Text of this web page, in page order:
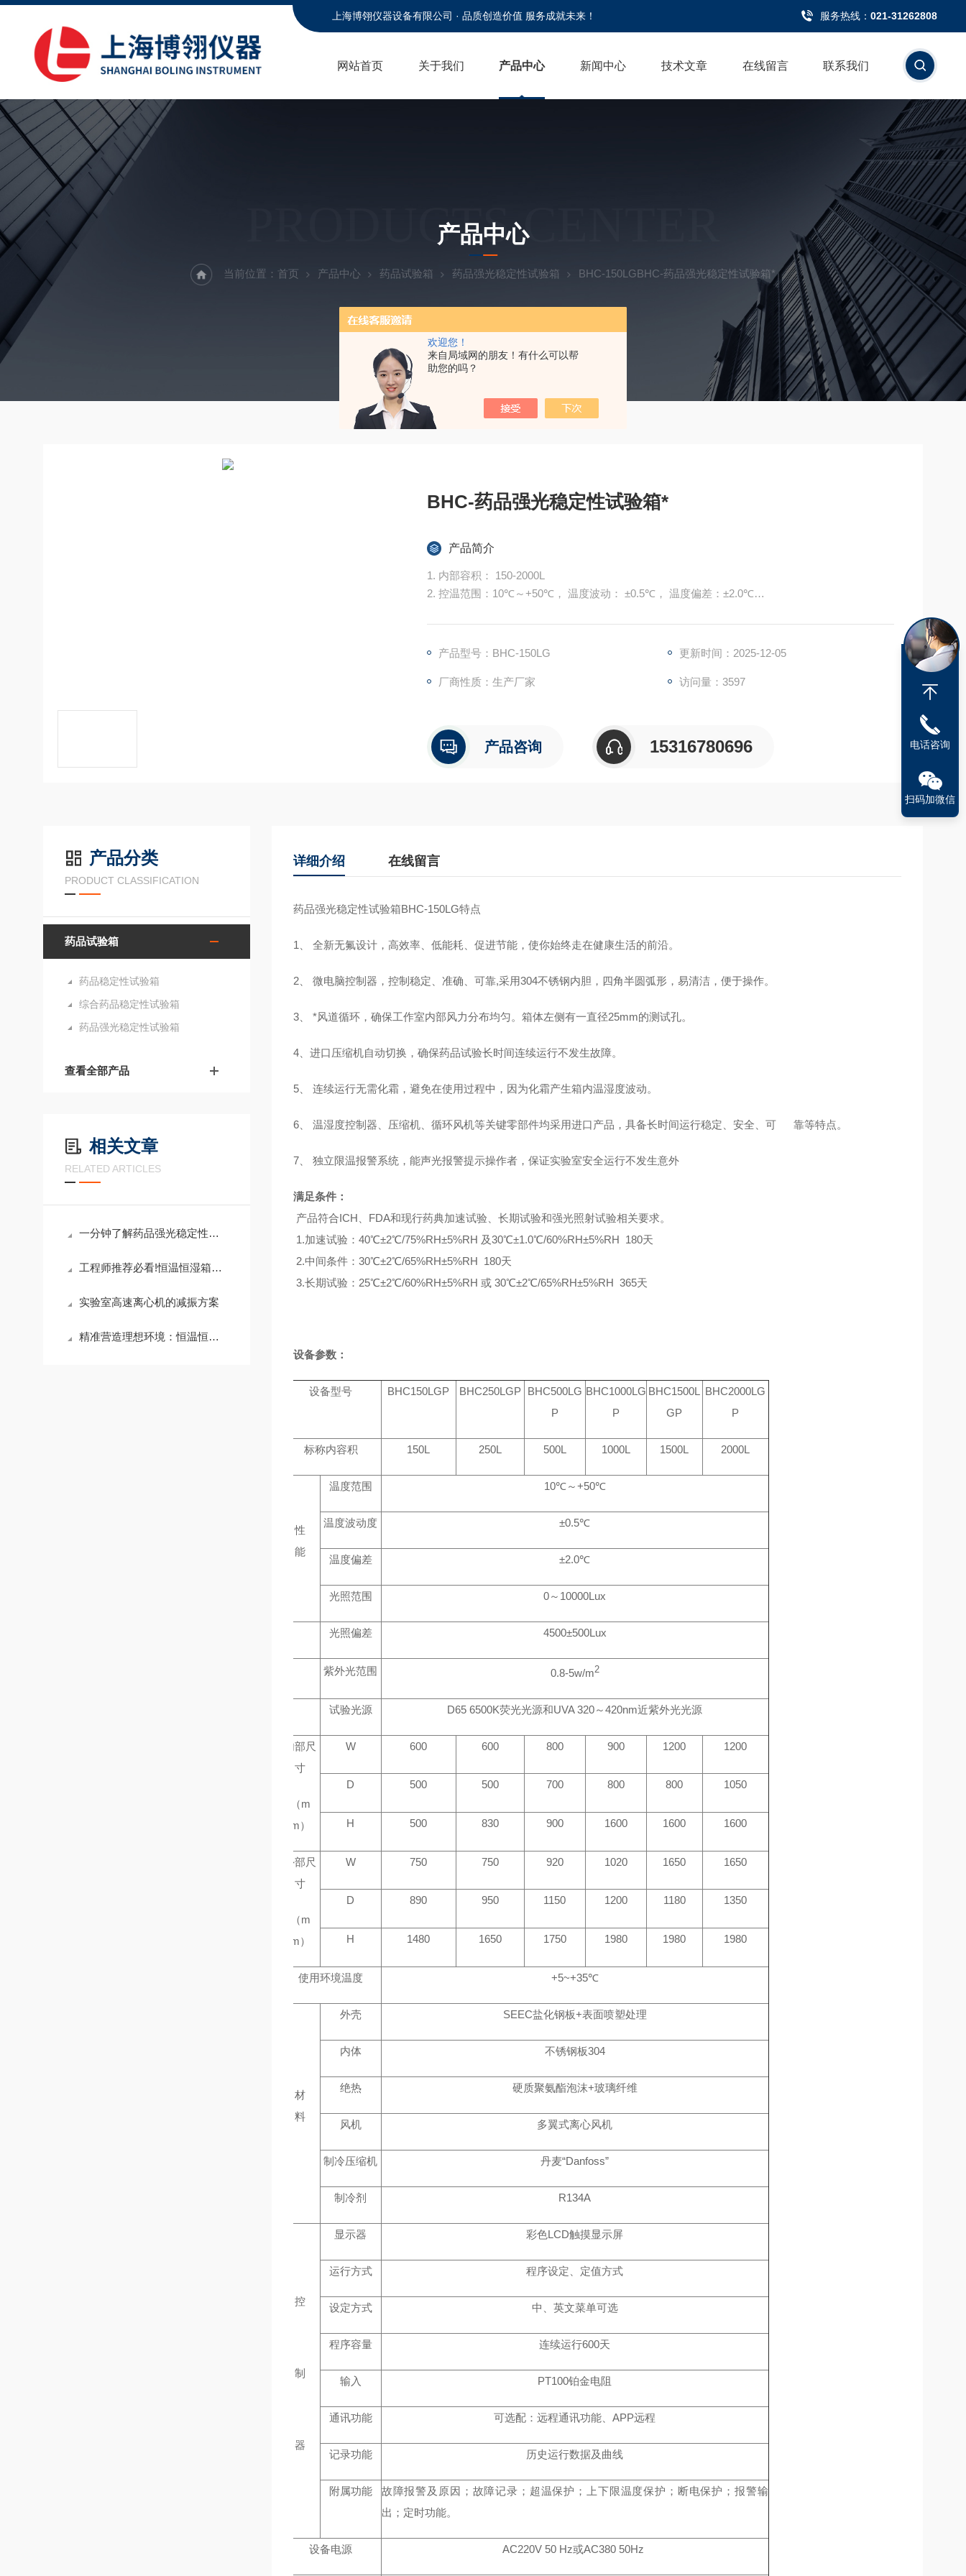
欢迎您！
来自局域网的朋友！有什么可以帮
助您的吗？
上海博翎仪器设备有限公司 · 品质创造价值 服务成就未来！ 服务热线： 021-31262808
网站首页 关于我们 产品中心 新闻中心 技术文章 在线留言 联系我们
PRODUCTS CENTER
产品中心
当前位置： 首页 产品中心 药品试验箱 药品强光稳定性试验箱 BHC-150LGBHC-药品强光稳定性试验箱*
BHC-药品强光稳定性试验箱*
产品简介
1. 内部容积： 150-2000L
2. 控温范围：10℃～+50℃， 温度波动： ±0.5℃， 温度偏差：±2.0℃
5. 照度控制：温度，可见光，近紫外线这三个参数在控制器上直接设定控制
产品型号：BHC-150LG 更新时间：2025-12-05
厂商性质：生产厂家 访问量：3597
产品咨询 15316780696
产品分类
PRODUCT CLASSIFICATION
药品试验箱
药品稳定性试验箱
综合药品稳定性试验箱
药品强光稳定性试验箱
查看全部产品
相关文章
RELATED ARTICLES
一分钟了解药品强光稳定性试验箱
工程师推荐必看!恒温恒湿箱解析
实验室高速离心机的减振方案
精准营造理想环境：恒温恒湿箱的多维价值与技术解析​
详细介绍 在线留言
药品强光稳定性试验箱BHC-150LG特点
1、 全新无氟设计，高效率、低能耗、促进节能，使你始终走在健康生活的前沿。
2、 微电脑控制器，控制稳定、准确、可靠,采用304不锈钢内胆，四角半圆弧形，易清洁，便于操作。
3、 *风道循环，确保工作室内部风力分布均匀。箱体左侧有一直径25mm的测试孔。
4、进口压缩机自动切换，确保药品试验长时间连续运行不发生故障。
5、 连续运行无需化霜，避免在使用过程中，因为化霜产生箱内温湿度波动。
6、 温湿度控制器、压缩机、循环风机等关键零部件均采用进口产品，具备长时间运行稳定、安全、可 靠等特点。
7、 独立限温报警系统，能声光报警提示操作者，保证实验室安全运行不发生意外
满足条件：
产品符合ICH FDA和现行药典加速试验、长期试验和强光照射试验相关要求。
1.加速试验： 40℃±2℃/75%RH±5%RH 及30℃±1.0℃/60%RH±5%RH 180天
2.中间条件： 30℃±2℃/65%RH±5%RH 180天
3.长期试验： 25℃±2℃/60%RH±5%RH 或30℃±2℃/65%RH±5%RH 365天
设备参数：
设备型号 BHC150LGP BHC250LGP
BHC500LG
P
BHC1000LG
P
BHC1500L
GP
BHC2000LG
P
标称内容积 150L 250L 500L 1000L 1500L 2000L
性
能
温度范围 10℃～+50℃
温度波动度 ±0.5℃
温度偏差 ±2.0℃
光照范围 0～ 10000Lux
光照偏差 4500±500Lux
紫外光范围 0.8-5w/m2
试验光源 D65 6500K荧光光源和UVA 320～420nm近紫外光光源
内部尺
寸
（m
m）
W 600 600 800 900 1200 1200
D 500 500 700 800 800 1050
H 500 830 900 1600 1600 1600
外部尺
寸
（m
m）
W 750 750 920 1020 1650 1650
D 890 950 1150 1200 1180 1350
H 1480 1650 1750 1980 1980 1980
使用环境温度 +5~+35℃
材
料
外壳 SEEC盐化钢板+表面喷塑处理
内体 不锈钢板304
绝热 硬质聚氨酯泡沫+玻璃纤维
风机 多翼式离心风机
制冷压缩机 丹麦“Danfoss”
制冷剂 R134A
控
制
器
显示器 彩色LCD触摸显示屏
运行方式 程序设定、定值方式
设定方式 中、英文菜单可选
程序容量 连续运行600天
输入 PT100铂金电阻
通讯功能 可选配：远程通讯功能、APP远程
记录功能 历史运行数据及曲线
附属功能
故障报警及原因；故障记录；超温保护；上下限温度保护；断电保护；报警输
出；定时功能。
设备电源 AC220V 50 Hz或AC380 50Hz
电话咨询
扫码加微信